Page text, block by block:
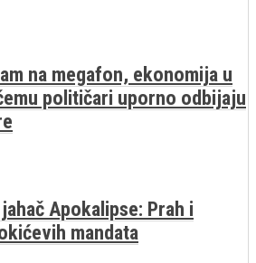
na megafon, ekonomija u
političari uporno odbijaju
Apokalipse: Prah i
mandata